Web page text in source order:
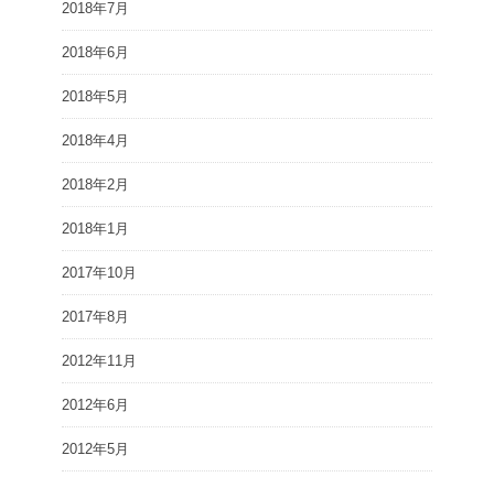
2018年7月
2018年6月
2018年5月
2018年4月
2018年2月
2018年1月
2017年10月
2017年8月
2012年11月
2012年6月
2012年5月